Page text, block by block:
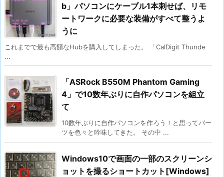
b」パソコンにケーブル1本刺せば、リモ
ートワークに必要な装備がすべて整うよ
うに
これまでで最も高額なHubを購入してしまった。 「CalDigit Thunde
...
「ASRock B550M Phantom Gaming
4」で10数年ぶりに自作パソコンを組立
て
10数年ぶりに自作パソコンを作ろう！と思ってパー
ツを色々と吟味してきた。 その中 ...
Windows10で画面の一部のスクリーンシ
ョットを撮るショートカット[Windows]